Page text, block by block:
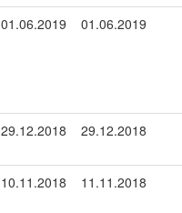
01.06.2019 01.06.2019
29.12.2018 29.12.2018
10.11.2018 11.11.2018